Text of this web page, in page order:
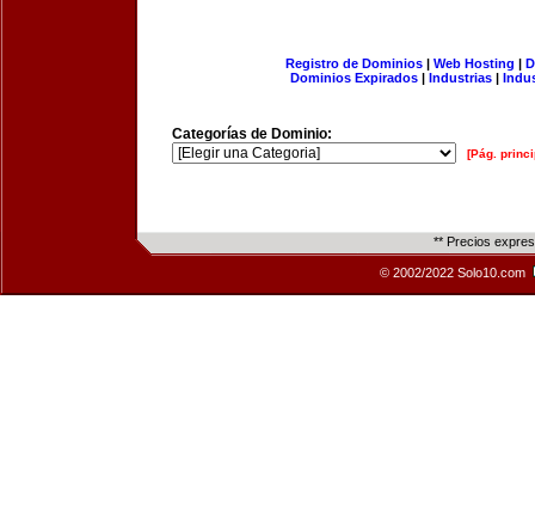
Registro de Dominios| Web Hosting |
Dominios Expirados | Industrias |
Categorías de Dominio:
[Pág.
** Precios
© 2002/2022 Solo10.com